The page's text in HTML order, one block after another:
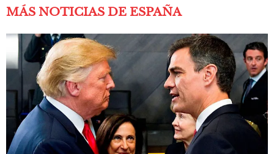
MÁS NOTICIAS DE ESPAÑA